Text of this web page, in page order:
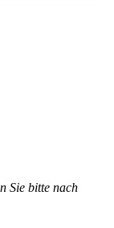
Sie bitte nach